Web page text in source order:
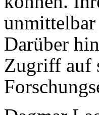
Darüber
Zugriff auf